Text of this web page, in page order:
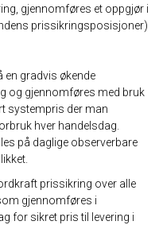
gjennomføres et oppgjør i
prissikringsposisjoner)
en gradvis økende
og gjennomføres med bruk
systempris der man
hver handelsdag.
på daglige observerbare
prissikring over alle
gjennomføres i
for sikret pris til levering i